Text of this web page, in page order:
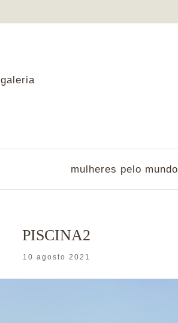
galeria
mulheres pelo mundo
PISCINA2
10 agosto 2021